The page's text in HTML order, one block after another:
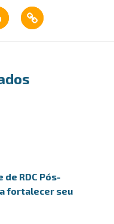
RDC Pós-
fortalecer seu